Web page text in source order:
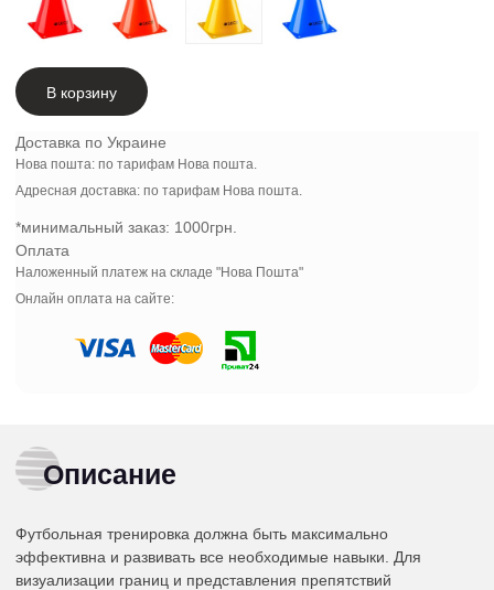
В корзину
Доставка по Украине
Нова пошта: по тарифам Нова пошта.
Адресная доставка: по тарифам Нова пошта.
*минимальный заказ: 1000грн.
Оплата
Наложенный платеж на складе "Нова Пошта"
Онлайн оплата на сайте:
Описание
Футбольная тренировка должна быть максимально
эффективна и развивать все необходимые навыки. Для
визуализации границ и представления препятствий